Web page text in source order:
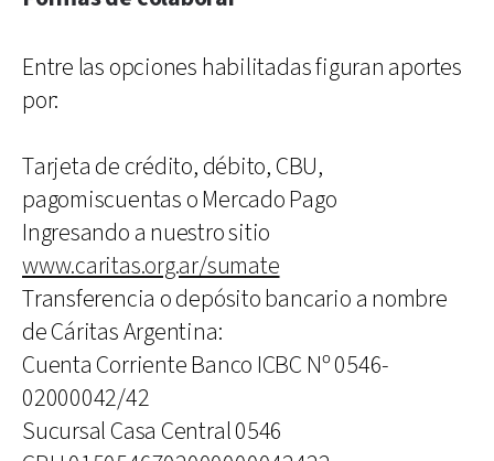
Entre las opciones habilitadas figuran aportes
por:
Tarjeta de crédito, débito, CBU,
pagomiscuentas o Mercado Pago
Ingresando a nuestro sitio
www.caritas.org.ar/sumate
Transferencia o depósito bancario a nombre
de Cáritas Argentina:
Cuenta Corriente Banco ICBC Nº 0546-
02000042/42
Sucursal Casa Central 0546